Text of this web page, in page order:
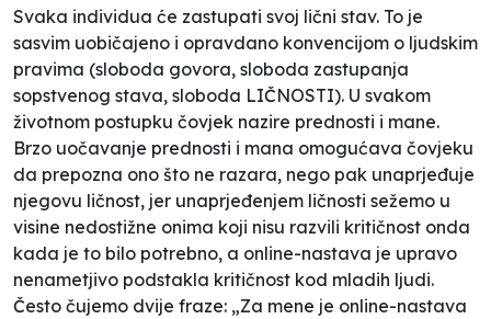
Svaka individua će zastupati svoj lični stav. To je
sasvim uobičajeno i opravdano konvencijom o ljudskim
pravima (sloboda govora, sloboda zastupanja
sopstvenog stava, sloboda LIČNOSTI). U svakom
životnom postupku čovjek nazire prednosti i mane.
Brzo uočavanje prednosti i mana omogućava čovjeku
da prepozna ono što ne razara, nego pak unaprjeđuje
njegovu ličnost, jer unaprjeđenjem ličnosti sežemo u
visine nedostižne onima koji nisu razvili kritičnost onda
kada je to bilo potrebno, a online-nastava je upravo
nenametjivo podstakla kritičnost kod mladih ljudi.
Često čujemo dvije fraze: „Za mene je online-nastava